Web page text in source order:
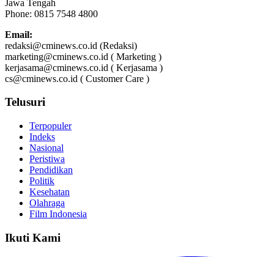
Jawa Tengah
Phone: 0815 7548 4800
Email:
redaksi@cminews.co.id (Redaksi)
marketing@cminews.co.id ( Marketing )
kerjasama@cminews.co.id ( Kerjasama )
cs@cminews.co.id ( Customer Care )
Telusuri
Terpopuler
Indeks
Nasional
Peristiwa
Pendidikan
Politik
Kesehatan
Olahraga
Film Indonesia
Ikuti Kami